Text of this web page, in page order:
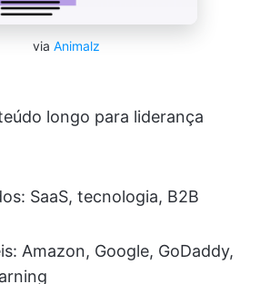
via Animalz
longo para liderança
SaaS, tecnologia, B2B
Amazon, Google, GoDaddy,